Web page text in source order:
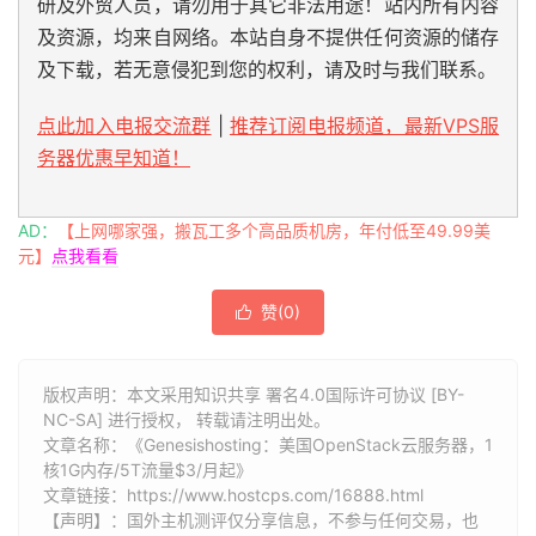
研及外贸人员，请勿用于其它非法用途！站内所有内容
及资源，均来自网络。本站自身不提供任何资源的储存
及下载，若无意侵犯到您的权利，请及时与我们联系。
点此加入电报交流群
推荐订阅电报频道，最新VPS服
务器优惠早知道！
AD：
【上网哪家强，搬瓦工多个高品质机房，年付低至49.99美
元】
点我看看
 赞(0)
版权声明：本文采用知识共享 署名4.0国际许可协议 [BY-
NC-SA] 进行授权， 转载请注明出处。
文章名称：《Genesishosting：美国OpenStack云服务器，1
核1G内存/5T流量$3/月起》
文章链接： https://www.hostcps.com/16888.html
【声明】：国外主机测评仅分享信息，不参与任何交易，也